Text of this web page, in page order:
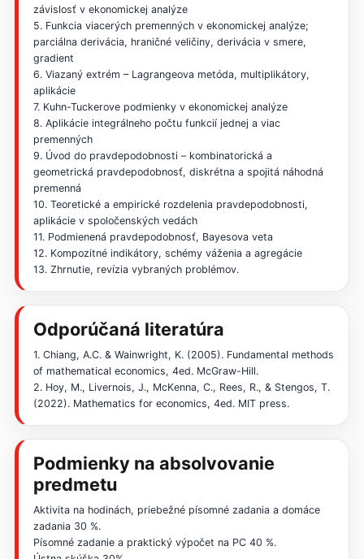
závislosť v ekonomickej analýze
5. Funkcia viacerých premenných v ekonomickej analýze;
parciálna derivácia, hraničné veličiny, derivácia v smere,
gradient
6. Viazaný extrém – Lagrangeova metóda, multiplikátory,
aplikácie
7. Kuhn-Tuckerove podmienky v ekonomickej analýze
8. Aplikácie integrálneho počtu funkcií jednej a viac
premenných
9. Úvod do pravdepodobnosti – kombinatorická a
geometrická pravdepodobnosť, diskrétna a spojitá náhodná
premenná
10. Teoretické a empirické rozdelenia pravdepodobnosti,
aplikácie v spoločenských vedách
11. Podmienená pravdepodobnosť, Bayesova veta
12. Kompozitné indikátory, schémy váženia a agregácie
13. Zhrnutie, revízia vybraných problémov.
Odporúčaná literatúra
1. Chiang, A.C. & Wainwright, K. (2005). Fundamental methods
of mathematical economics, 4ed. McGraw-Hill.
2. Hoy, M., Livernois, J., McKenna, C., Rees, R., & Stengos, T.
(2022). Mathematics for economics, 4ed. MIT press.
Podmienky na absolvovanie
predmetu
Aktivita na hodinách, priebežné písomné zadania a domáce
zadania 30 %.
Písomné zadanie a praktický výpočet na PC 40 %.